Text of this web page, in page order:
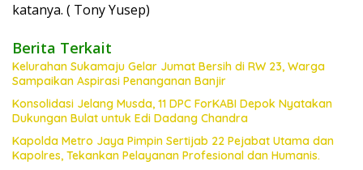
katanya. ( Tony Yusep)
Berita Terkait
Kelurahan Sukamaju Gelar Jumat Bersih di RW 23, Warga
Sampaikan Aspirasi Penanganan Banjir
Konsolidasi Jelang Musda, 11 DPC ForKABI Depok Nyatakan
Dukungan Bulat untuk Edi Dadang Chandra
Kapolda Metro Jaya Pimpin Sertijab 22 Pejabat Utama dan
Kapolres, Tekankan Pelayanan Profesional dan Humanis.